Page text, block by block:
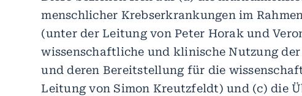
menschlicher Krebserkrankungen im
(unter der Leitung von Peter Horak und
wissenschaftliche und klinische Nutzung
und deren Bereitstellung für die
Leitung von Simon Kreutzfeldt) und (c) die